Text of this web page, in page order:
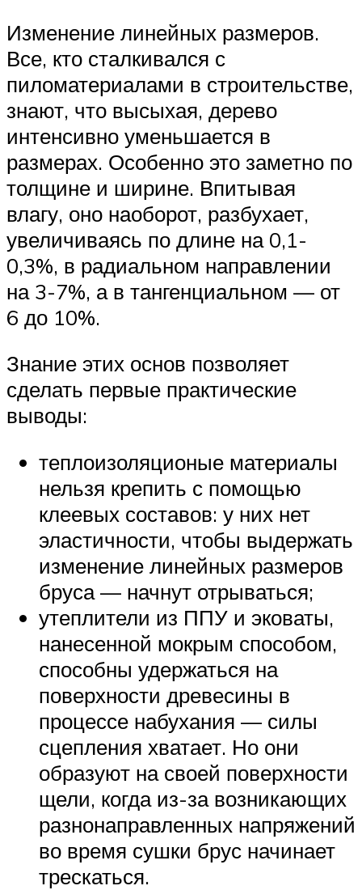
Изменение линейных размеров.
Все, кто сталкивался с
пиломатериалами в строительстве,
знают, что высыхая, дерево
интенсивно уменьшается в
размерах. Особенно это заметно по
толщине и ширине. Впитывая
влагу, оно наоборот, разбухает,
увеличиваясь по длине на 0,1-
0,3%, в радиальном направлении
на 3-7%, а в тангенциальном — от
6 до 10%.
Знание этих основ позволяет
сделать первые практические
выводы:
теплоизоляционые материалы
нельзя крепить с помощью
клеевых составов: у них нет
эластичности, чтобы выдержать
изменение линейных размеров
бруса — начнут отрываться;
утеплители из ППУ и эковаты,
нанесенной мокрым способом,
способны удержаться на
поверхности древесины в
процессе набухания — силы
сцепления хватает. Но они
образуют на своей поверхности
щели, когда из-за возникающих
разнонаправленных напряжений
во время сушки брус начинает
трескаться.